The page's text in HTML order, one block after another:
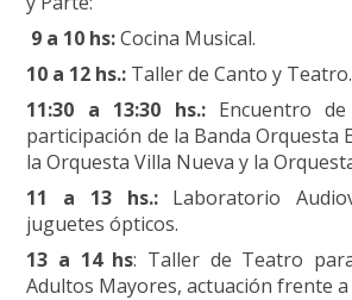
9 a 10 hs:Cocina Musical.
10 a 12 hs.: Taller de Canto y Teatro.
11:30 a 13:30 hs.:Encuentro de
participación de la Banda Orquesta
la Orquesta Villa Nueva y la
11 a 13 hs.:Laboratorio
juguetes ópticos.
13 a 14 hs: Taller de Teatro
Adultos Mayores, actuación frente a